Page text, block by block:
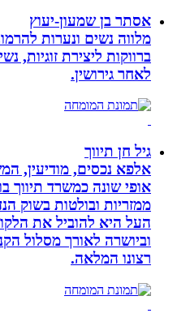
אסתר בן שמעון-יעוץ
מלווה נשים ונערות
ברווקות ליצירת זוגיות,
לאחר גירושין.
גיל חן תיווך
אלפא נכסים, מודיעין, המשרד
אופי שונה כמשרד תיווך
ממזריות ובולטות בשוק
העל היא להוביל את הלקוח
וביושרה לאורך מסלול
רצונו המלאה.